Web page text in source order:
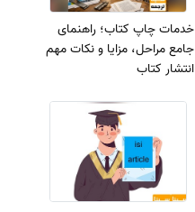
خدمات چاپ کتاب؛ راهنمای
جامع مراحل، مزایا و نکات مهم
انتشار کتاب